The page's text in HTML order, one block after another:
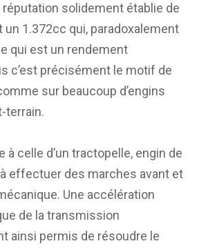
solidement établie de
1.372cc qui, paradoxalement
qui est un rendement
c’est précisément le motif de
sur beaucoup d’engins
terrain.
celle d’un tractopelle, engin de
effectuer des marches avant et
Une accélération
de la transmission
ainsi permis de résoudre le